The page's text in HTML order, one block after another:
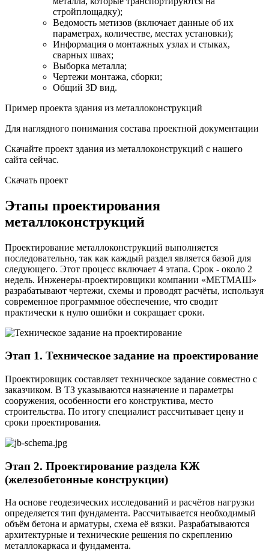
стройплощадку);
Ведомость метизов (включает данные об их
параметрах, количестве, местах установки);
Информация о монтажных узлах и стыках,
сварных швах;
Выборка металла;
Чертежи монтажа, сборки;
Общий 3D вид.
Пример проекта здания из металлоконструкций
Для наглядного понимания состава проектной документации
Скачайте проект здания из металлоконструкций с нашего
сайта сейчас.
Скачать проект
Этапы проектирования
металлоконструкций
Проектирование металлоконструкций выполняется
последовательно, так как каждый раздел является базой для
следующего. Этот процесс включает 4 этапа. Срок - около 2
недель. Инженеры-проектировщики компании «МЕТМАШ»
разрабатывают чертежи, схемы и проводят расчёты, используя
современное программное обеспечение, что сводит
практически к нулю ошибки и сокращает сроки.
Этап 1. Техническое задание на проектирование
Проектировщик составляет техническое задание совместно с
заказчиком. В ТЗ указываются назначение и параметры
сооружения, особенности его конструктива, место
строительства. По итогу специалист рассчитывает цену и
сроки проектирования.
Этап 2. Проектирование раздела КЖ
(железобетонные конструкции)
На основе геодезических исследований и расчётов нагрузки
определяется тип фундамента. Рассчитывается необходимый
объём бетона и арматуры, схема её вязки. Разрабатываются
архитектурные и технические решения по скреплению
металлокаркаса и фундамента.